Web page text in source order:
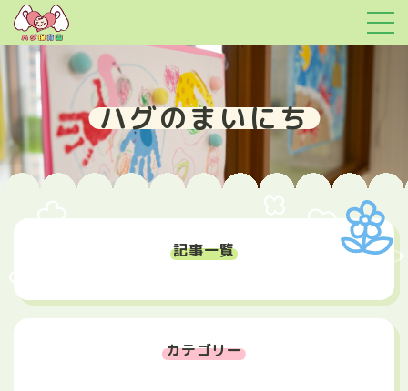
ハグのまいにち
記事一覧
カテゴリー